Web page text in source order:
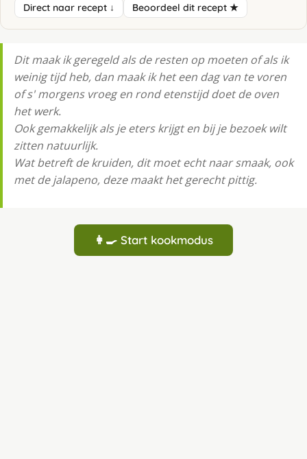
Direct naar recept ↓ Beoordeel dit recept ★
Dit maak ik geregeld als de resten op moeten of als ik
weinig tijd heb, dan maak ik het een dag van te voren
of s' morgens vroeg en rond etenstijd doet de oven
het werk.
Ook gemakkelijk als je eters krijgt en bij je bezoek wilt
zitten natuurlijk.
Wat betreft de kruiden, dit moet echt naar smaak, ook
met de jalapeno, deze maakt het gerecht pittig.
👩‍🍳 Start kookmodus